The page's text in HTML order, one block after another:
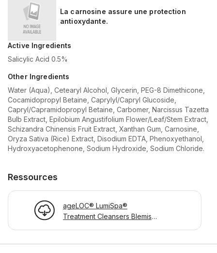
La carnosine assure une protection
antioxydante.
Active Ingredients
Salicylic Acid 0.5%
Other Ingredients
Water (Aqua), Cetearyl Alcohol, Glycerin, PEG-8 Dimethicone,
Cocamidopropyl Betaine, Caprylyl/Capryl Glucoside,
Capryl/Capramidopropyl Betaine, Carbomer, Narcissus Tazetta
Bulb Extract, Epilobium Angustifolium Flower/Leaf/Stem Extract,
Schizandra Chinensis Fruit Extract, Xanthan Gum, Carnosine,
Oryza Sativa (Rice) Extract, Disodium EDTA, Phenoxyethanol,
Hydroxyacetophenone, Sodium Hydroxide, Sodium Chloride.
Ressources
ageLOC® LumiSpa®
Treatment Cleansers Blemish